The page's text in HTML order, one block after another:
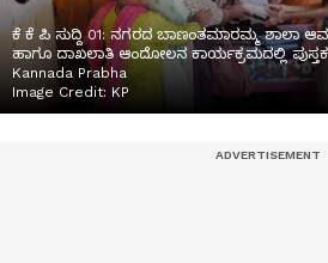
ಕೆ ಕೆ ಪಿ ಸುದ್ದಿ 01: ನಗರದ ಬಾಣಂತಮಾರಮ್ಮ ಶಾಲಾ
ಹಾಗೂ ದಾಖಲಾತಿ ಆಂದೋಲನ ಕಾರ್ಯಕ್ರಮದಲ್ಲಿ ಪುಸ್ತಕ
Kannada Prabha
Image Credit: KP